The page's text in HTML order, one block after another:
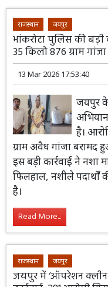
राजस्थान जयपुर
भांकरोटा पुलिस की बड़ी
35 किलो 876 ग्राम
13 Mar 2026 17:53:40
जयपुर के
है।
ग्राम अवैध गांजा बरामद
इस बड़ी कार्रवाई ने नशा
फिलहाल, नशीले पदार्थों
है।
Read More...
राजस्थान जयपुर
जयपुर में ‘ऑपरेशन क्लीन